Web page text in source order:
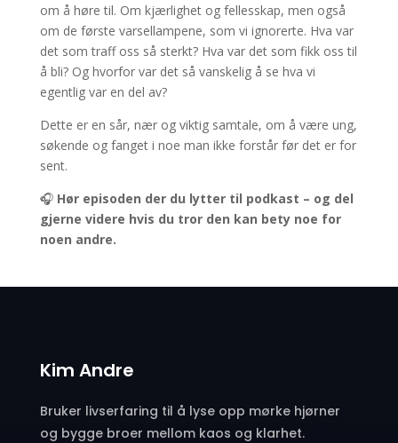
om å høre til. Om kjærlighet og fellesskap, men også
om de første varsellampene, som vi ignorerte. Hva var
det som traff oss så sterkt? Hva var det som fikk oss til
å bli? Og hvorfor var det så vanskelig å se hva vi
egentlig var en del av?
Dette er en sår, nær og viktig samtale, om å være ung,
søkende og fanget i noe man ikke forstår før det er for
sent.
🎧 Hør episoden der du lytter til podkast – og del
gjerne videre hvis du tror den kan bety noe for
noen andre.
Kim Andre
Bruker livserfaring til å lyse opp mørke hjørner
og bygge broer mellom kaos og klarhet.